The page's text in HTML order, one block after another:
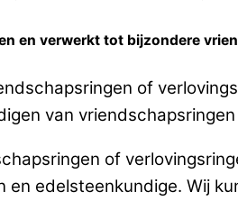
en verwerkt tot bijzondere
of
van
of
edelsteenkundige. Wij